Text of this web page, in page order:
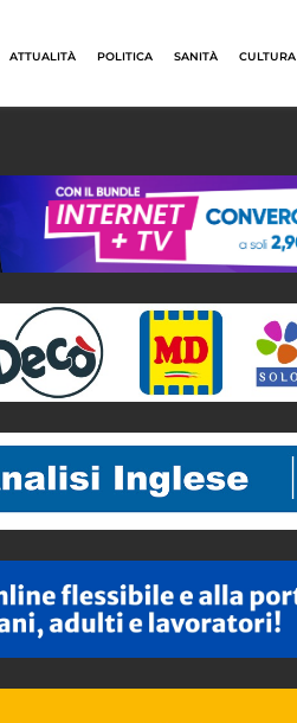
ATTUALITÀ POLITICA SANITÀ CULTURA